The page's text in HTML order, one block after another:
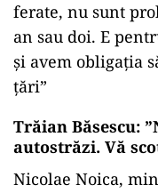
ferate, nu sunt
an sau doi. E
și avem obligația
țări”
Trăian Băsescu:
autostrăzi. Vă
Nicolae Noica,